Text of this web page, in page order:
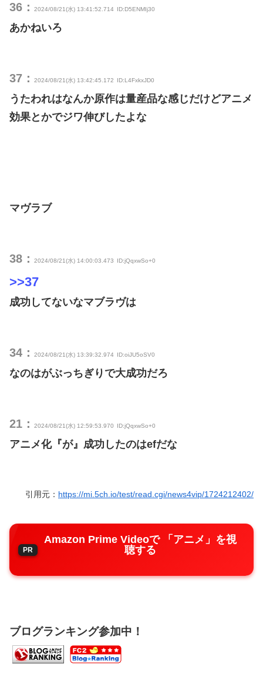
36： 2024/08/21(水) 13:41:52.714 ID:D5ENMIj30
あかねいろ
37： 2024/08/21(水) 13:42:45.172 ID:L4FxkxJD0
うたわれはなんか原作は量産品な感じだけどアニメ
効果とかでジワ伸びしたよな
マヴラブ
38： 2024/08/21(水) 14:00:03.473 ID:jQqxwSo+0
>>37
成功してないなマブラヴは
34： 2024/08/21(水) 13:39:32.974 ID:oiJU5oSV0
なのはがぶっちぎりで大成功だろ
21： 2024/08/21(水) 12:59:53.970 ID:jQqxwSo+0
アニメ化『が』成功したのはefだな
引用元： https://mi.5ch.io/test/read.cgi/news4vip/1724212402/
Amazon Prime Videoで 「アニメ」を視
聴する
ブログランキング参加中！